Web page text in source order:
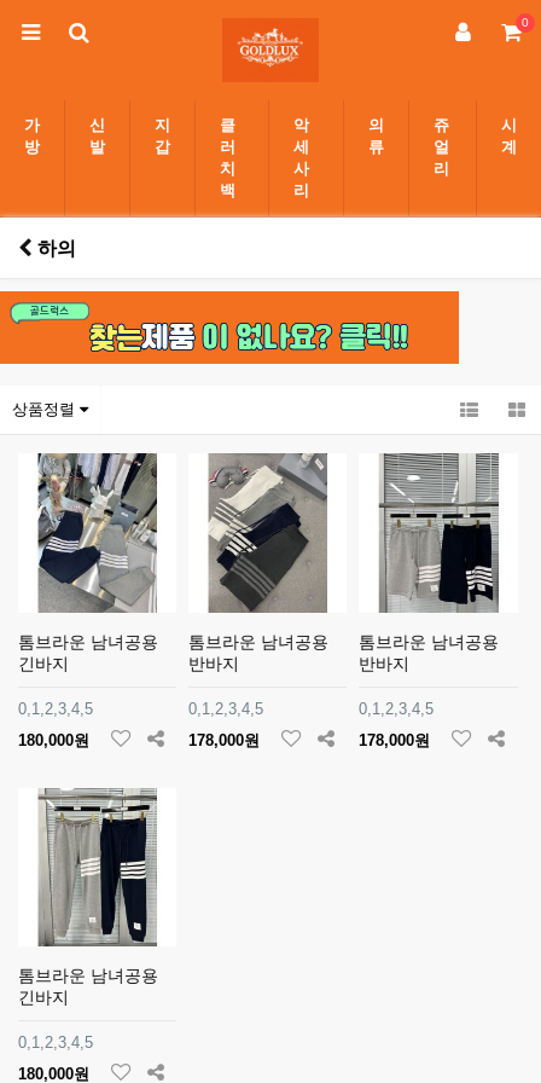
0
가
방
신
발
지
갑
클
러
치
백
악
세
사
리
의
류
쥬
얼
리
시
계
하의
상품정렬
톰브라운 남녀공용
긴바지
0,1,2,3,4,5
180,000원
톰브라운 남녀공용
반바지
0,1,2,3,4,5
178,000원
톰브라운 남녀공용
반바지
0,1,2,3,4,5
178,000원
톰브라운 남녀공용
긴바지
0,1,2,3,4,5
180,000원